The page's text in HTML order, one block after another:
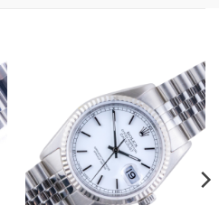
Add to
wishlist